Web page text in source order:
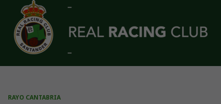
Skip to main content
RAYO CANTABRIA